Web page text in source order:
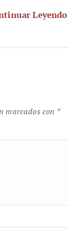
Leyendo
marcados con *